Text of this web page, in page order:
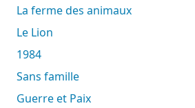
La ferme des animaux
Le Lion
1984
Sans famille
Guerre et Paix